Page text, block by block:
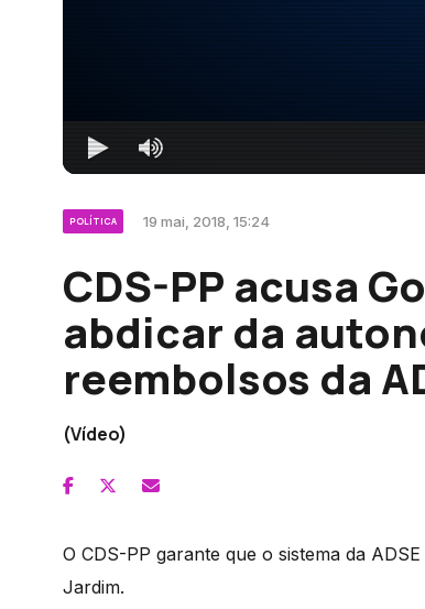
POLÍTICA 19 mai, 2018, 15:24
CDS-PP acusa
abdicar da
reembolsos da
(Vídeo)
O CDS-PP garante que o sistema da
Jardim.